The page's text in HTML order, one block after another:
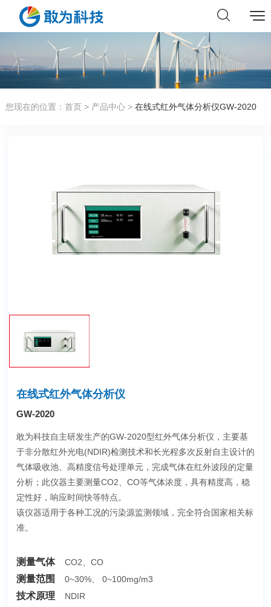
您现在的位置： 首页> 产品中心> 在线式红外气体分析仪GW-2020
在线式红外气体分析仪
GW-2020
敢为科技自主研发生产的GW-2020型红外气体分析仪，主要基
于非分散红外光电(NDIR)检测技术和长光程多次反射自主设计的
气体吸收池、高精度信号处理单元，完成气体在红外波段的定量
分析；此仪器主要测量CO2、CO等气体浓度，具有精度高，稳
定性好，响应时间快等特点。
该仪器适用于各种工况的污染源监测领域，完全符合国家相关标
准。
测量气体 CO2、CO
测量范围 0~30%、 0~100mg/m3
技术原理 NDIR